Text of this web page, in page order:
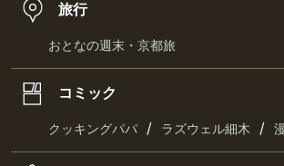
旅行
おとなの週末・京都旅
コミック
クッキングパパ / ラズウェル細木 /